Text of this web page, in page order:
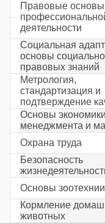
Правовые основы
деятельности
Социальная
основы
правовых знаний
Метрология,
стандартизация и
подтверждение
Основы
менеджмента и
Охрана труда
Безопасность
Основы зоотехнии
Кормление
животных